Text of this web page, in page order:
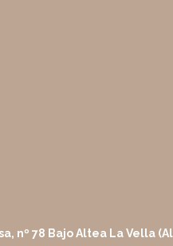
nº 78 Bajo Altea La Vella